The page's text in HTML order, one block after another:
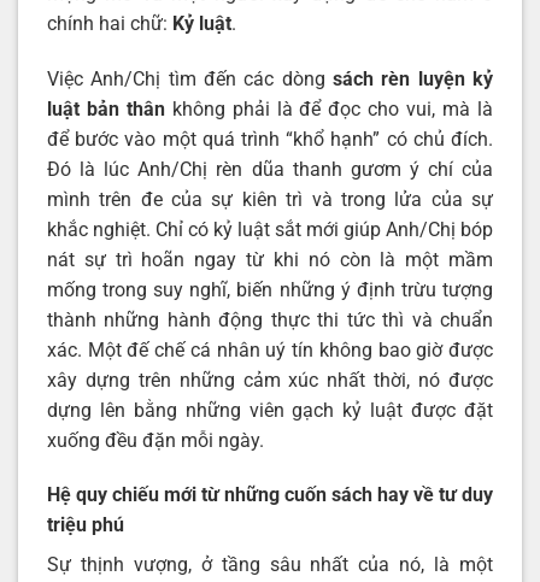
chính hai chữ: Kỷ luật.
Việc Anh/Chị tìm đến các dòng sách rèn luyện kỷ
luật bản thânkhông phải là để đọc cho vui, mà là
để bước vào một quá trình “khổ hạnh” có chủ đích.
Đó là lúc Anh/Chị rèn dũa thanh gươm ý chí của
mình trên đe của sự kiên trì và trong lửa của sự
khắc nghiệt. Chỉ có kỷ luật sắt mới giúp Anh/Chị bóp
nát sự trì hoãn ngay từ khi nó còn là một mầm
mống trong suy nghĩ, biến những ý định trừu tượng
thành những hành động thực thi tức thì và chuẩn
xác. Một đế chế cá nhân uý tín không bao giờ được
xây dựng trên những cảm xúc nhất thời, nó được
dựng lên bằng những viên gạch kỷ luật được đặt
xuống đều đặn mỗi ngày.
Hệ quy chiếu mới từ những cuốn sách hay về tư duy
triệu phú
Sự thịnh vượng, ở tầng sâu nhất của nó, là một